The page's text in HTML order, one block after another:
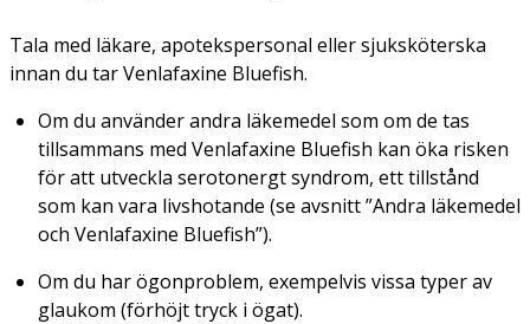
Tala med läkare, apotekspersonal eller sjuksköterska
innan du tar Venlafaxine Bluefish.
Om du använder andra läkemedel som om de tas
tillsammans med Venlafaxine Bluefish kan öka risken
för att utveckla serotonergt syndrom, ett tillstånd
som kan vara livshotande (se avsnitt ”Andra läkemedel
och Venlafaxine Bluefish”).
Om du har ögonproblem, exempelvis vissa typer av
glaukom (förhöjt tryck i ögat).